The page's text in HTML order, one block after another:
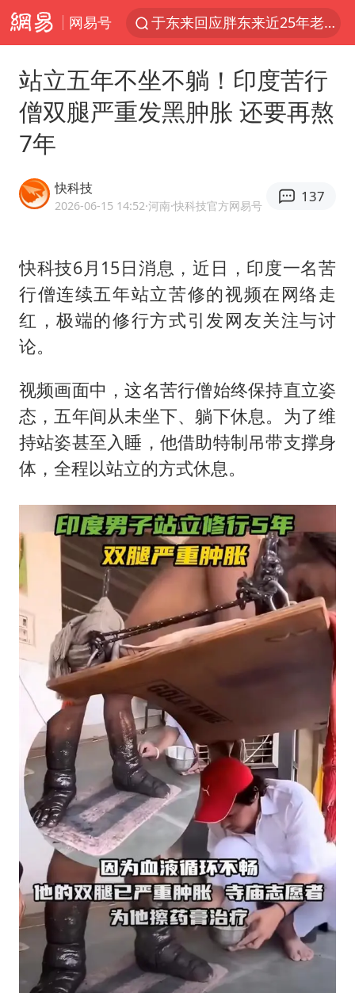
网易号
于东来回应胖东来近25年老店年底关闭
白海豚对华东华北影响会大于巴威
浙江近300条预警生效中 今夜大部暴雨
香港刷新1884年以来最高气温纪录
上门女婿出轨女邻居多年被判重婚罪
上海全力守护市民“菜篮子”
国足U17与阿森纳决赛取消 并列冠军
暑期研学游升温 在旅途中增长知识
猫咪过火把节被抹成黑猫
BLG经理辟谣Bin离队
曹颖儿子首次演长剧
总书记点赞的非遗苗绣焕发新生机
站立五年不坐不躺！印度苦行
僧双腿严重发黑肿胀 还要再熬
7年
快科技
2026-06-15 14:52·河南·快科技官方网易号
137
快科技6月15日消息，近日，印度一名苦
行僧连续五年站立苦修的视频在网络走
红，极端的修行方式引发网友关注与讨
论。
视频画面中，这名苦行僧始终保持直立姿
态，五年间从未坐下、躺下休息。为了维
持站姿甚至入睡，他借助特制吊带支撑身
体，全程以站立的方式休息。